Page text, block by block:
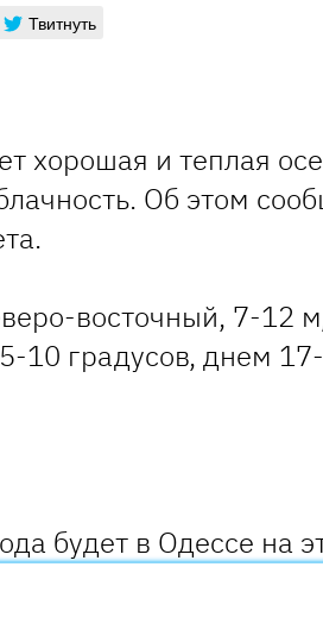
Твитнуть
хорошая и теплая
Об этом
восточный, 7-12
10 градусов, днем
будет в Одессе на